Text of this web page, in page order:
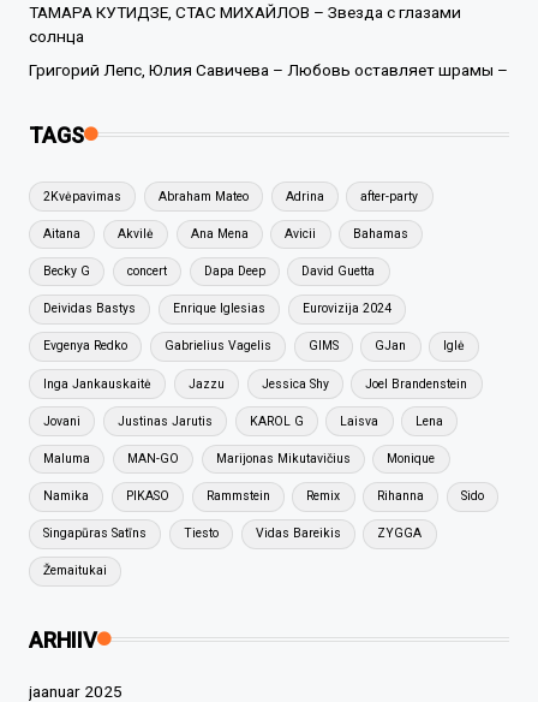
ТАМАРА КУТИДЗЕ, СТАС МИХАЙЛОВ – Звезда с глазами
солнца
Григорий Лепс, Юлия Савичева – Любовь оставляет шрамы –
TAGS
2Kvėpavimas Abraham Mateo Adrina after-party
Aitana Akvilė Ana Mena Avicii Bahamas
Becky G concert Dapa Deep David Guetta
Deividas Bastys Enrique Iglesias Eurovizija 2024
Evgenya Redko Gabrielius Vagelis GIMS GJan Iglė
Inga Jankauskaitė Jazzu Jessica Shy Joel Brandenstein
Jovani Justinas Jarutis KAROL G Laisva Lena
Maluma MAN-GO Marijonas Mikutavičius Monique
Namika PIKASO Rammstein Remix Rihanna Sido
Singapūras Satīns Tiesto Vidas Bareikis ZYGGA
Žemaitukai
ARHIIV
jaanuar 2025